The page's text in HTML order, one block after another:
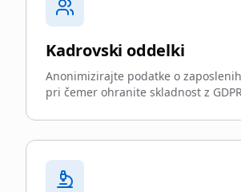
Kadrovski oddelki
Anonimizirajte podatke o
pri čemer ohranite skladnost z